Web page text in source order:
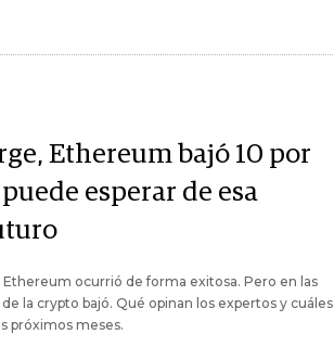
Ethereum bajó 10 por
esperar de esa
ocurrió de forma exitosa. Pero en las
la crypto bajó. Qué opinan los expertos y cuáles
próximos meses.